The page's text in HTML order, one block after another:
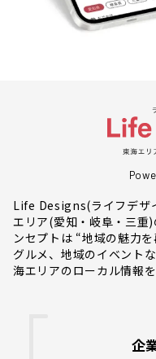
Life Designs(ライフデザ
エリア(愛知・岐阜・三重
ンセプトは “地域の魅力
グルメ、地域のイベント
海エリアのローカル情報
企